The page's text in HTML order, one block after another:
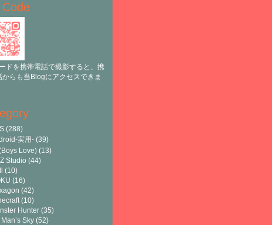
ドを携帯電話で撮影すると、携
からも当Blogにアクセスできま
(288)
実用- (39)
Love) (13)
Studio (44)
(10)
(16)
(42)
(10)
Hunter (35)
Man’s Sky (52)